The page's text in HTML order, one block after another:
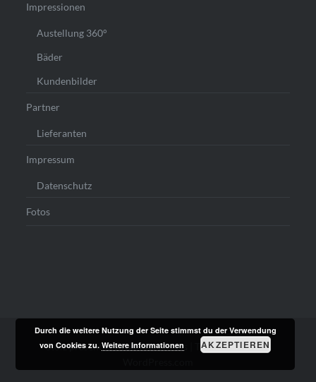
Impressionen
Austellung 360°
Bäder
Kundenbilder
Partner
Lieferanten
Impressum
Datenschutz
Fotos
Stolz präsentiert von WordPress
Theme: Dyad von
Durch die weitere Nutzung der Seite stimmst du der Verwendung
von Cookies zu.Weitere Informationen AKZEPTIEREN